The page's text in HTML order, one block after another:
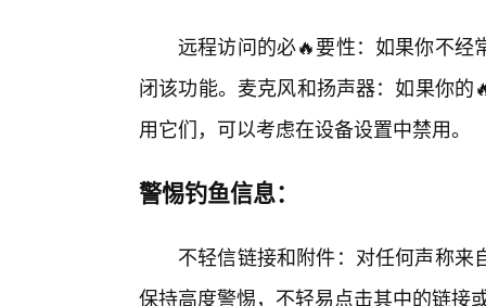
远程访问的必🔥要性：如果你不经
闭该功能。麦克风和扬声器：如果你
用它们，可以考虑在设备设置中禁用。
警惕钓鱼信息：
不轻信链接和附件：对任何声称
保持高度警惕，不轻易点击其中的链接